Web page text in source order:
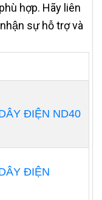
hợp. Hãy liên
sự hỗ trợ và
ĐIỆN ND40
ĐIỆN